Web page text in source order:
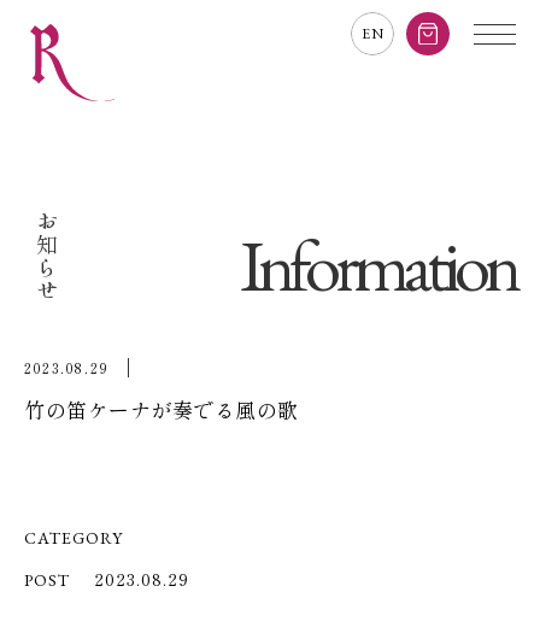
EN
お知らせ Information
2023.08.29
竹の笛ケーナが奏でる風の歌
CATEGORY
POST
2023.08.29